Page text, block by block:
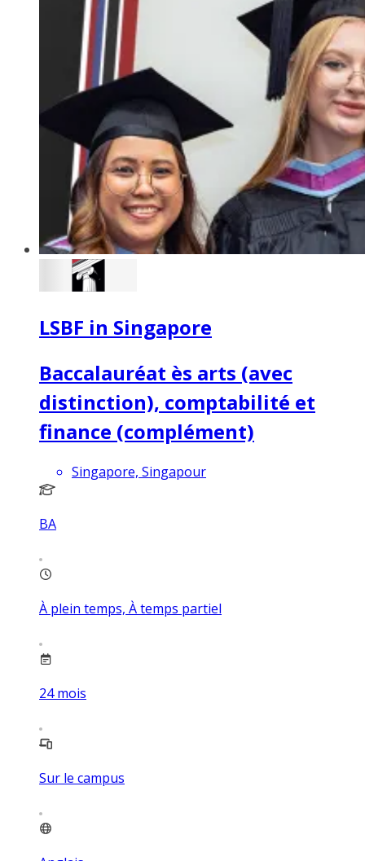
LSBF in Singapore
Baccalauréat ès arts (avec
distinction), comptabilité et
finance (complément)
Singapore, Singapour
BA
À plein temps, À temps partiel
24 mois
Sur le campus